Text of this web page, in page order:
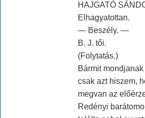
HAJGATÓ
Elhagyatottan.
— Beszély. —
B. J. tői.
(Folytatás.)
Bármit
csak azt hiszem,
megvan az
Redényi